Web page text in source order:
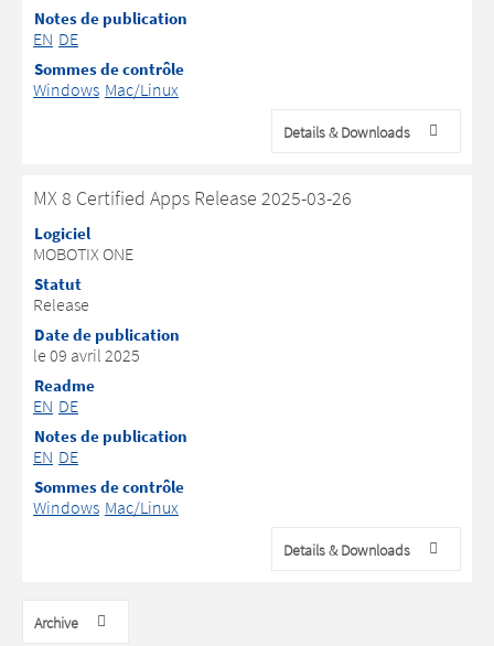
Notes de publication
EN DE
Sommes de contrôle
Windows Mac/Linux
Details & Downloads
MX 8 Certified Apps Release 2025-03-26
Logiciel
MOBOTIX ONE
Statut
Release
Date de publication
le 09 avril 2025
Readme
EN DE
Notes de publication
EN DE
Sommes de contrôle
Windows Mac/Linux
Details & Downloads
Archive